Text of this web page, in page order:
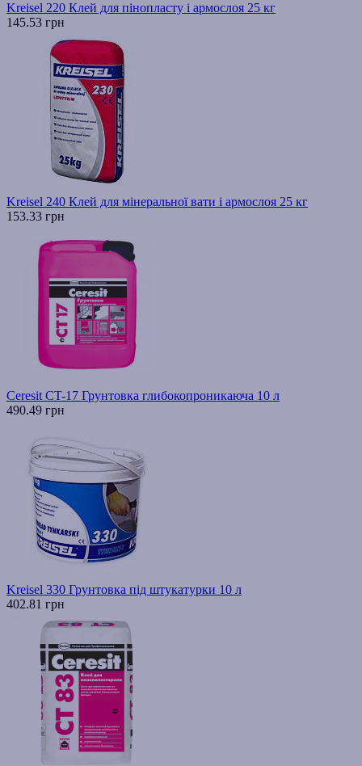
Kreisel 220 Клей для пінопласту і армослоя 25 кг
145.53 грн
Kreisel 240 Клей для мінеральної вати і армослоя 25 кг
153.33 грн
Ceresit CT-17 Грунтовка глибокопроникаюча 10 л
490.49 грн
Kreisel 330 Грунтовка під штукатурки 10 л
402.81 грн